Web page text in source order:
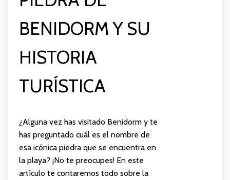
BENIDORM Y SU
HISTORIA
TURÍSTICA
¿Alguna vez has visitado Benidorm y te
has preguntado cuál es el nombre de
esa icónica piedra que se encuentra en
la playa? ¡No te preocupes! En este
artículo te contaremos todo sobre la